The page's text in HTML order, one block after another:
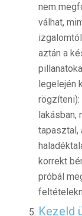
nem
válhat,
aztán a
legelején
rögzíteni):
tapasztal,
korrekt
próbál
Kezeld